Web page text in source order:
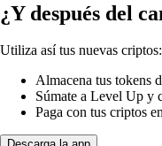
¿Y después del
Utiliza así tus nuevas criptos:
Almacena tus tokens
Súmate a Level Up y
Paga con tus criptos